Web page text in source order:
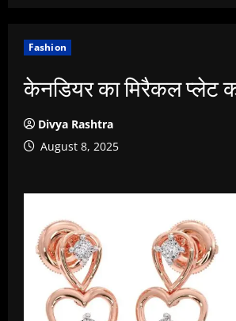
Fashion
केनडियर का मिरैकल प्लेट
Divya Rashtra
August 8, 2025